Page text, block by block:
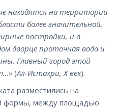
находятся на территории
более значительной,
постройки, и в
дворце проточная вода и
Главный город этой
(Ал-Истахри, Х век).
разместились на
формы, между площадью